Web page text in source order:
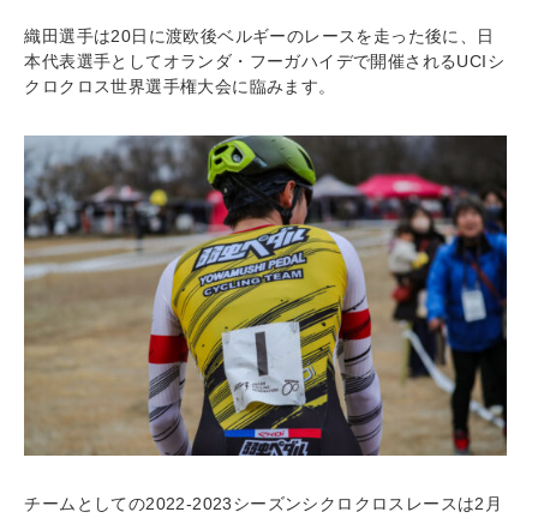
織田選手は20日に渡欧後ベルギーのレースを走った後に、日
本代表選手としてオランダ・フーガハイデで開催されるUCIシ
クロクロス世界選手権大会に臨みます。
チームとしての2022-2023シーズンシクロクロスレースは2月